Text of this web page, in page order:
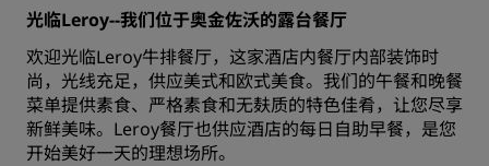
光临Leroy--我们位于奥金佐沃的露台餐厅
欢迎光临Leroy牛排餐厅，这家酒店内餐厅内部装饰时
尚，光线充足，供应美式和欧式美食。我们的午餐和晚餐
菜单提供素食、严格素食和无麸质的特色佳肴，让您尽享
新鲜美味。Leroy餐厅也供应酒店的每日自助早餐，是您
开始美好一天的理想场所。